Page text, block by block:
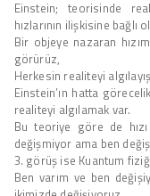
Einstein; teorisinde
hızlarının ilişkisine bağlı
Bir objeye nazaran
görürüz,
Herkesin realiteyi
Einstein’ın hatta
realiteyi algılamak var.
Bu teoriye göre de
değişmiyor ama ben
3. görüş ise Kuantum
Ben varım ve ben